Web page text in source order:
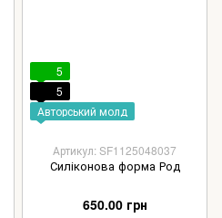
5
5
Авторський молд
Артикул: SF1125048037
Силіконова форма Род
650.00 грн